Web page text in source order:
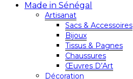
Made in Sénégal
Artisanat
Sacs & Accessoires
Bijoux
Tissus & Pagnes
Chaussures
Œuvres D’Art
Décoration